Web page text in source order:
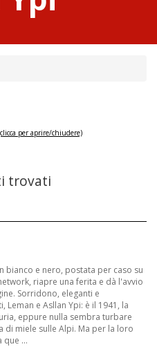
per aprire/chiudere)
trovati
bianco e nero, postata per caso su
riapre una ferita e dà l'avvio
Sorridono, eleganti e
Leman e Asllan Ypi: è il 1941, la
eppure nulla sembra turbare
di miele sulle Alpi. Ma per la loro
que ...